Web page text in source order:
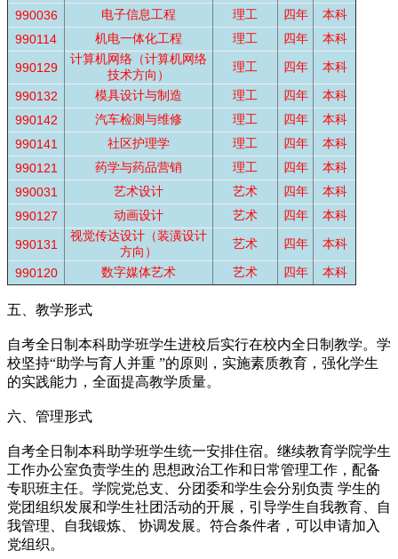
990036
电子信息工程 理工 四年
本科
990114
机电一体化工程 理工 四年 本科
990129
计算机网络（计算机网络
技术方向）
理工 四年 本科
990132 模具设计与制造 理工 四年
本科
990142
汽车检测与维修 理工 四年
本科
990141
社区护理学 理工 四年
本科
990121
药学与药品营销 理工 四年
本科
990031
艺术设计 艺术 四年
本科
990127
动画设计 艺术 四年 本科
990131
视觉传达设计（装潢设计
方向）
艺术 四年 本科
990120 数字媒体艺术 艺术 四年 本科
五、教学形式
自考全日制本科助学班学生进校后实行在校内全日制教学。学
校坚持“助学与育人并重 ”的原则，实施素质教育，强化学生
的实践能力，全面提高教学质量。
六、管理形式
自考全日制本科助学班学生统一安排住宿。继续教育学院学生
工作办公室负责学生的 思想政治工作和日常管理工作，配备
专职班主任。学院党总支、分团委和学生会分别负责 学生的
党团组织发展和学生社团活动的开展，引导学生自我教育、自
我管理、自我锻炼、 协调发展。符合条件者，可以申请加入
党组织。